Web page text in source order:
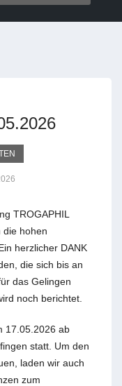
TROGAPHIL
die hohen
herzlicher DANK
die sich bis an
das Gelingen
noch berichtet.
17.05.2026 ab
statt. Um den
laden wir auch
zum